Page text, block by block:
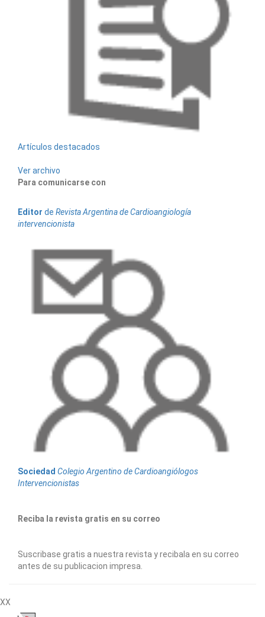
Artículos destacados
Ver archivo
Para comunicarse con
Editor de Revista Argentina de Cardioangiología
intervencionista
Sociedad Colegio Argentino de Cardioangiólogos
Intervencionistas
Reciba la revista gratis en su correo
Suscribase gratis a nuestra revista y recibala en su correo
antes de su publicacion impresa.
XX